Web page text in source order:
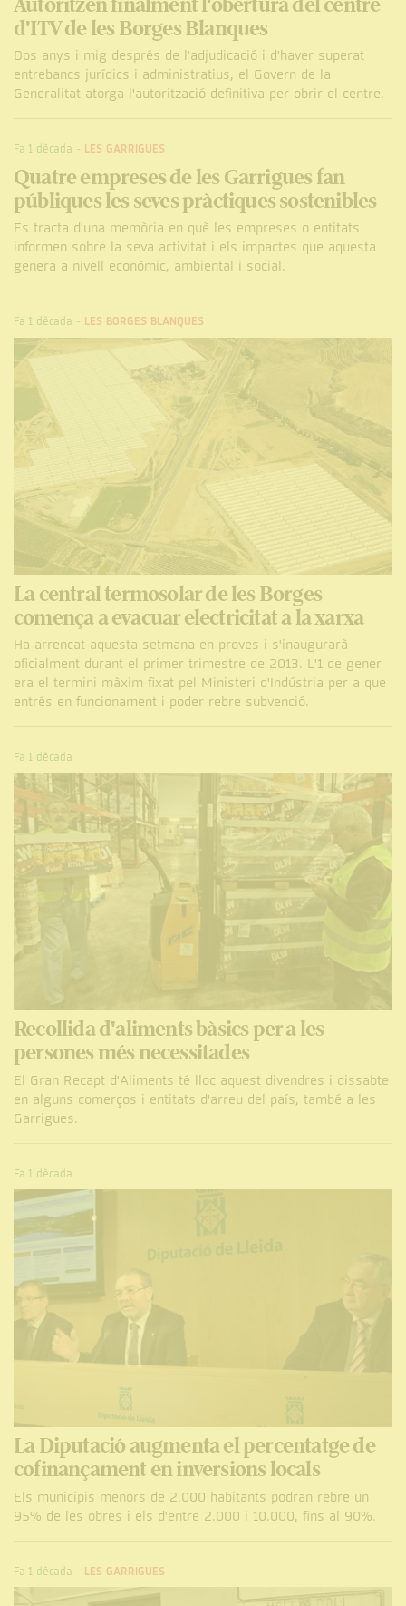
d'ITV de les Borges Blanques
Dos anys i mig després de l'adjudicació i d'haver superat
entrebancs jurídics i administratius, el Govern de la
Generalitat atorga l'autorització definitiva per obrir el centre.
Fa 1 dècada - LES GARRIGUES
Quatre empreses de les Garrigues fan
públiques les seves pràctiques sostenibles
Es tracta d'una memòria en què les empreses o entitats
informen sobre la seva activitat i els impactes que aquesta
genera a nivell econòmic, ambiental i social.
Fa 1 dècada - LES BORGES BLANQUES
La central termosolar de les Borges
comença a evacuar electricitat a la xarxa
Ha arrencat aquesta setmana en proves i s'inaugurarà
oficialment durant el primer trimestre de 2013. L'1 de gener
era el termini màxim fixat pel Ministeri d'Indústria per a que
entrés en funcionament i poder rebre subvenció.
Fa 1 dècada
Recollida d'aliments bàsics per a les
persones més necessitades
El Gran Recapt d'Aliments té lloc aquest divendres i dissabte
en alguns comerços i entitats d'arreu del país, també a les
Garrigues.
Fa 1 dècada
La Diputació augmenta el percentatge de
cofinançament en inversions locals
Els municipis menors de 2.000 habitants podran rebre un
95% de les obres i els d'entre 2.000 i 10.000, fins al 90%.
Fa 1 dècada - LES GARRIGUES